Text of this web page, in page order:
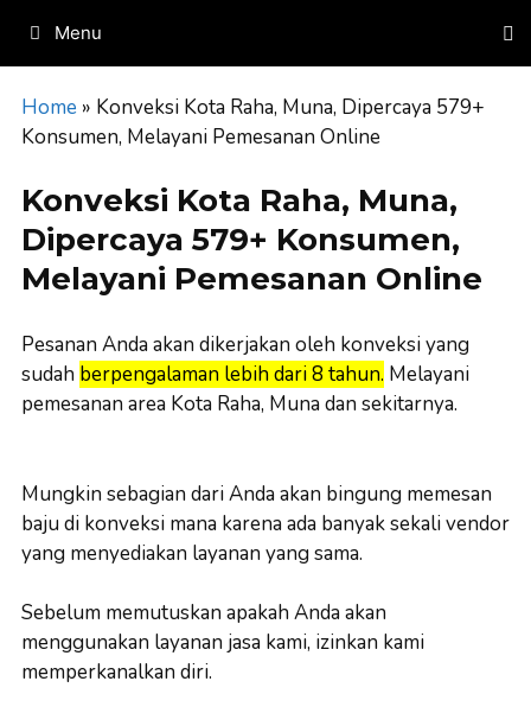
content
Menu
Home » Konveksi Kota Raha, Muna, Dipercaya 579+
Konsumen, Melayani Pemesanan Online
Konveksi Kota Raha, Muna,
Dipercaya 579+ Konsumen,
Melayani Pemesanan Online
Pesanan Anda akan dikerjakan oleh konveksi yang
sudah berpengalaman lebih dari 8 tahun. Melayani
pemesanan area Kota Raha, Muna dan sekitarnya.
Mungkin sebagian dari Anda akan bingung memesan
baju di konveksi mana karena ada banyak sekali vendor
yang menyediakan layanan yang sama.
Sebelum memutuskan apakah Anda akan
menggunakan layanan jasa kami, izinkan kami
memperkanalkan diri.